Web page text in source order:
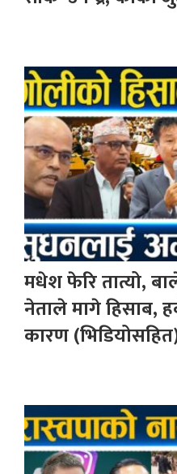
मधेश फेरि तात्यो,
नेताले मागे हिसाब,
कारण